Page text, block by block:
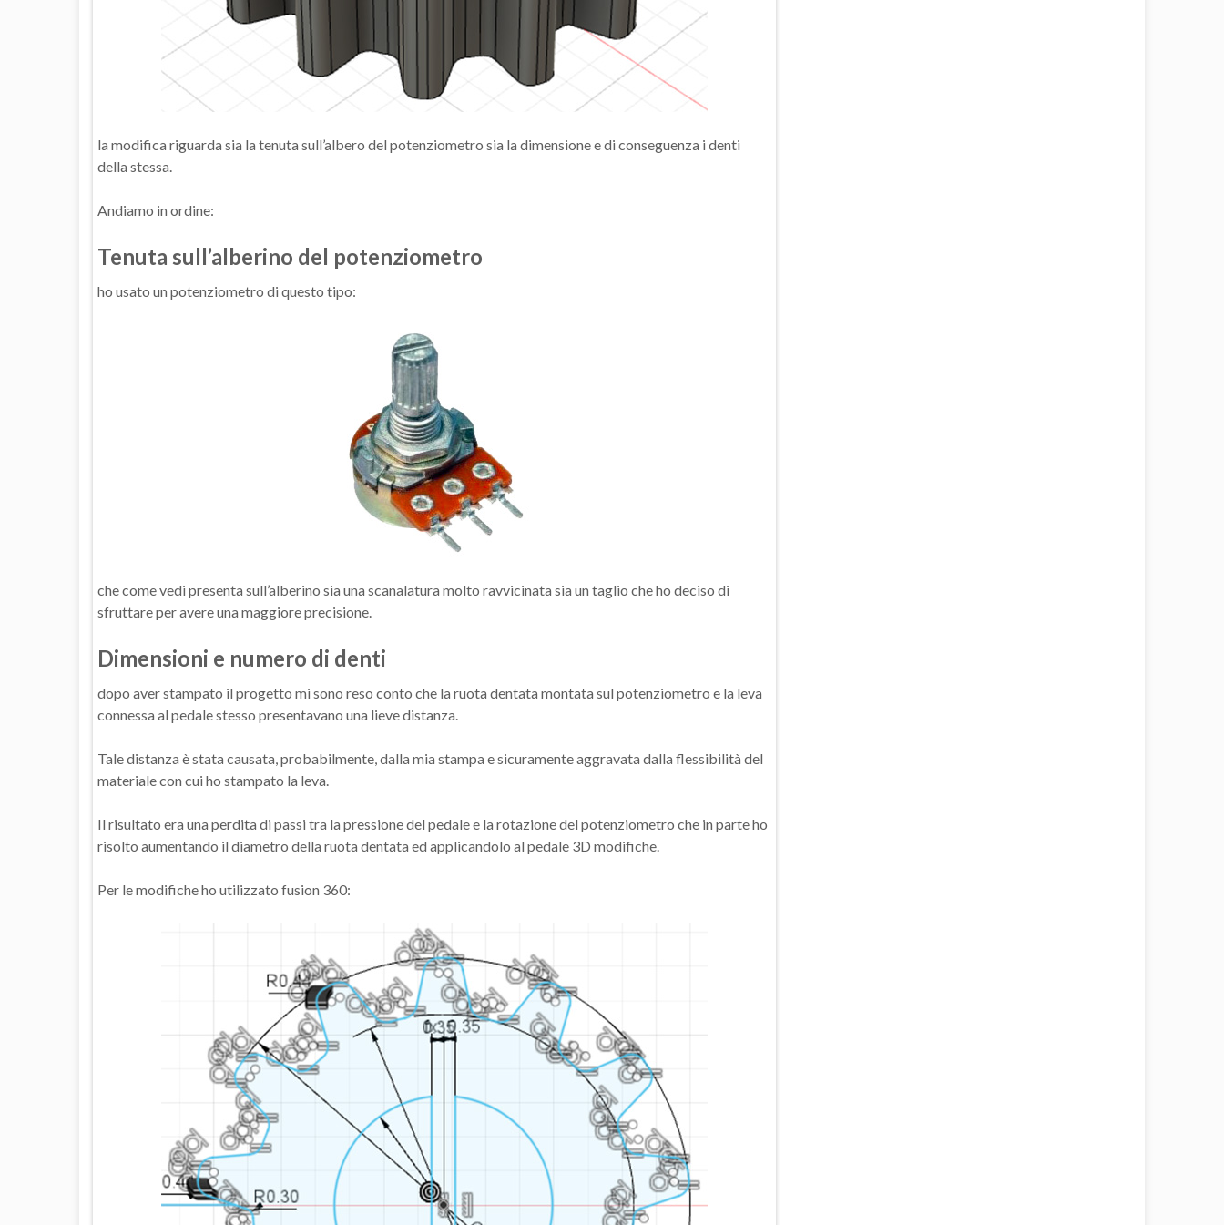
la modifica riguarda sia la tenuta sull’albero del potenziometro sia la dimensione e di conseguenza i denti
della stessa.
Andiamo in ordine:
Tenuta sull’alberino del potenziometro
ho usato un potenziometro di questo tipo:
che come vedi presenta sull’alberino sia una scanalatura molto ravvicinata sia un taglio che ho deciso di
sfruttare per avere una maggiore precisione.
Dimensioni e numero di denti
dopo aver stampato il progetto mi sono reso conto che la ruota dentata montata sul potenziometro e la leva
connessa al pedale stesso presentavano una lieve distanza.
Tale distanza è stata causata, probabilmente, dalla mia stampa e sicuramente aggravata dalla flessibilità del
materiale con cui ho stampato la leva.
Il risultato era una perdita di passi tra la pressione del pedale e la rotazione del potenziometro che in parte ho
risolto aumentando il diametro della ruota dentata ed applicandolo al pedale 3D modifiche.
Per le modifiche ho utilizzato fusion 360: